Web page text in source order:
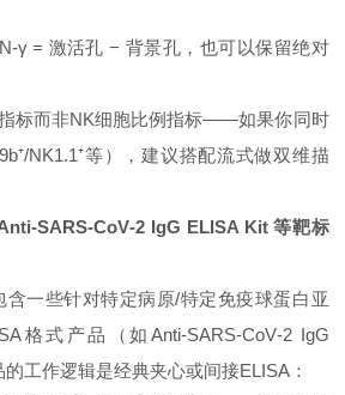
= 激活孔 − 背景孔，也可以保留绝对
标而非NK细胞比例指标——如果你同时
NK1.1⁺等），建议搭配流式做双维描
IgG ELISA Kit 等靶标
含一些针对特定病原/特定免疫球蛋白亚
格式产品（如Anti‑SARS‑CoV‑2 IgG
工作逻辑是经典夹心或间接ELISA：